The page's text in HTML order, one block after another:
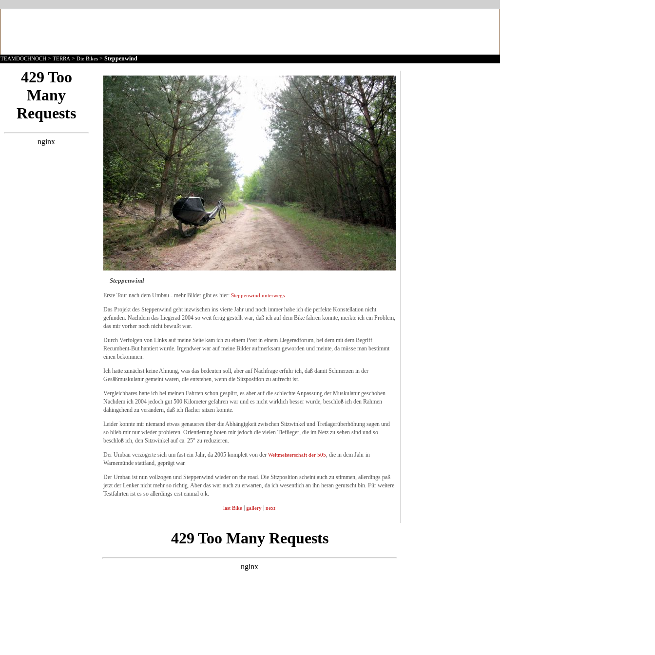
TEAMDOCHNOCH > TERRA > Die Bikes > Steppenwind
Steppenwind
Erste Tour nach dem Umbau - mehr Bilder gibt es hier: Steppenwind unterwegs
Das Projekt des Steppenwind geht inzwischen ins vierte Jahr und noch immer habe ich die perfekte Konstellation nicht
gefunden. Nachdem das Liegerad 2004 so weit fertig gestellt war, daß ich auf dem Bike fahren konnte, merkte ich ein Problem,
das mir vorher noch nicht bewußt war.
Durch Verfolgen von Links auf meine Seite kam ich zu einem Post in einem Liegeradforum, bei dem mit dem Begriff
Recumbent-But hantiert wurde. Irgendwer war auf meine Bilder aufmerksam geworden und meinte, da müsse man bestimmt
einen bekommen.
Ich hatte zunächst keine Ahnung, was das bedeuten soll, aber auf Nachfrage erfuhr ich, daß damit Schmerzen in der
Gesäßmuskulatur gemeint waren, die entstehen, wenn die Sitzposition zu aufrecht ist.
Vergleichbares hatte ich bei meinen Fahrten schon gespürt, es aber auf die schlechte Anpassung der Muskulatur geschoben.
Nachdem ich 2004 jedoch gut 500 Kilometer gefahren war und es nicht wirklich besser wurde, beschloß ich den Rahmen
dahingehend zu verändern, daß ich flacher sitzen konnte.
Leider konnte mir niemand etwas genaueres über die Abhängigkeit zwischen Sitzwinkel und Tretlagerüberhöhung sagen und
so blieb mir nur wieder probieren. Orientierung boten mir jedoch die vielen Tieflieger, die im Netz zu sehen sind und so
beschloß ich, den Sitzwinkel auf ca. 25° zu reduzieren.
Der Umbau verzögerte sich um fast ein Jahr, da 2005 komplett von der Weltmeisterschaft der 505
, die in dem Jahr in
Warnemünde stattfand, geprägt war.
Der Umbau ist nun vollzogen und Steppenwind wieder on the road. Die Sitzposition scheint auch zu stimmen, allerdings paß
jetzt der Lenker nicht mehr so richtig. Aber das war auch zu erwarten, da ich wesentlich an ihn heran gerutscht bin. Für weitere
Testfahrten ist es so allerdings erst einmal o.k.
last Bike | gallery | next